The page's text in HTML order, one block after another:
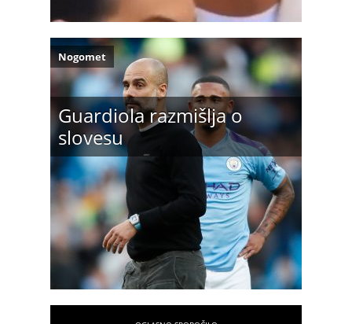
Guardiola razmišlja o
slovesu
Nogomet